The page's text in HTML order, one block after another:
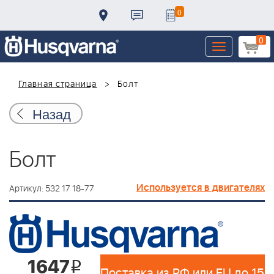
0
0
Toggle
navigation
Главная страница
Болт
Назад
Болт
Артикул: 532 17 18-77 Используется в двигателях
1647i